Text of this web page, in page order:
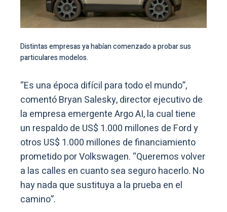
Distintas empresas ya habían comenzado a probar sus
particulares modelos.
“Es una época difícil para todo el mundo”,
comentó Bryan Salesky, director ejecutivo de
la empresa emergente Argo AI, la cual tiene
un respaldo de US$ 1.000 millones de Ford y
otros US$ 1.000 millones de financiamiento
prometido por Volkswagen. “Queremos volver
a las calles en cuanto sea seguro hacerlo. No
hay nada que sustituya a la prueba en el
camino”.